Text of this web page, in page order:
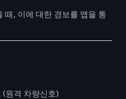
때, 이에 대한 경보를 앱을 통
격 차량신호)